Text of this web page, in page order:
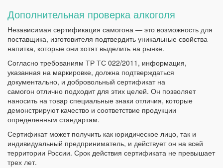
Дополнительная проверка алкоголя
Независимая сертификация самогона — это возможность для
поставщика, изготовителя подтвердить уникальные свойства
напитка, которые они хотят выделить на рынке.
Согласно требованиям ТР ТС 022/2011, информация,
указанная на маркировке, должна подтверждаться
документально, и добровольный сертификат на
самогон отлично подходит для этих целей. Он позволяет
наносить на товар специальные знаки отличия, которые
демонстрируют качество и соответствие продукции
определенным стандартам.
Сертификат может получить как юридическое лицо, так и
индивидуальный предприниматель, и действует он на всей
территории России. Срок действия сертификата не превышает
трех лет.